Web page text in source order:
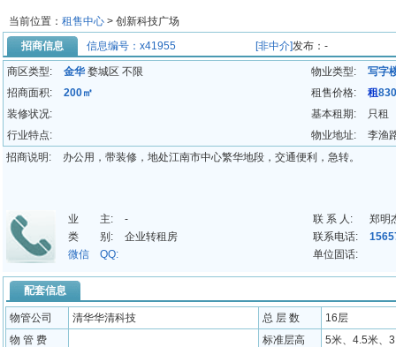
当前位置： 租售中心 > 创新科技广场
招商信息
信息编号：x41955 [非中介]发布：-
商区类型: 金华 婺城区 不限 物业类型:
写字
招商面积:
200㎡ 租售价格: 租
装修状况:
基本租期:
只租
行业特点:
物业地址:
李渔
招商说明:
办公用，带装修，地处江南市中心繁华地段，交通便利，急转。
业 主: - 联 系 人:
郑明
类 别:
企业转租房 联系电话:
微信 QQ:
单位固话:
配套信息
物管公司 清华华清科技 总 层 数
16层
物 管 费
标准层高
5米、4.5米、